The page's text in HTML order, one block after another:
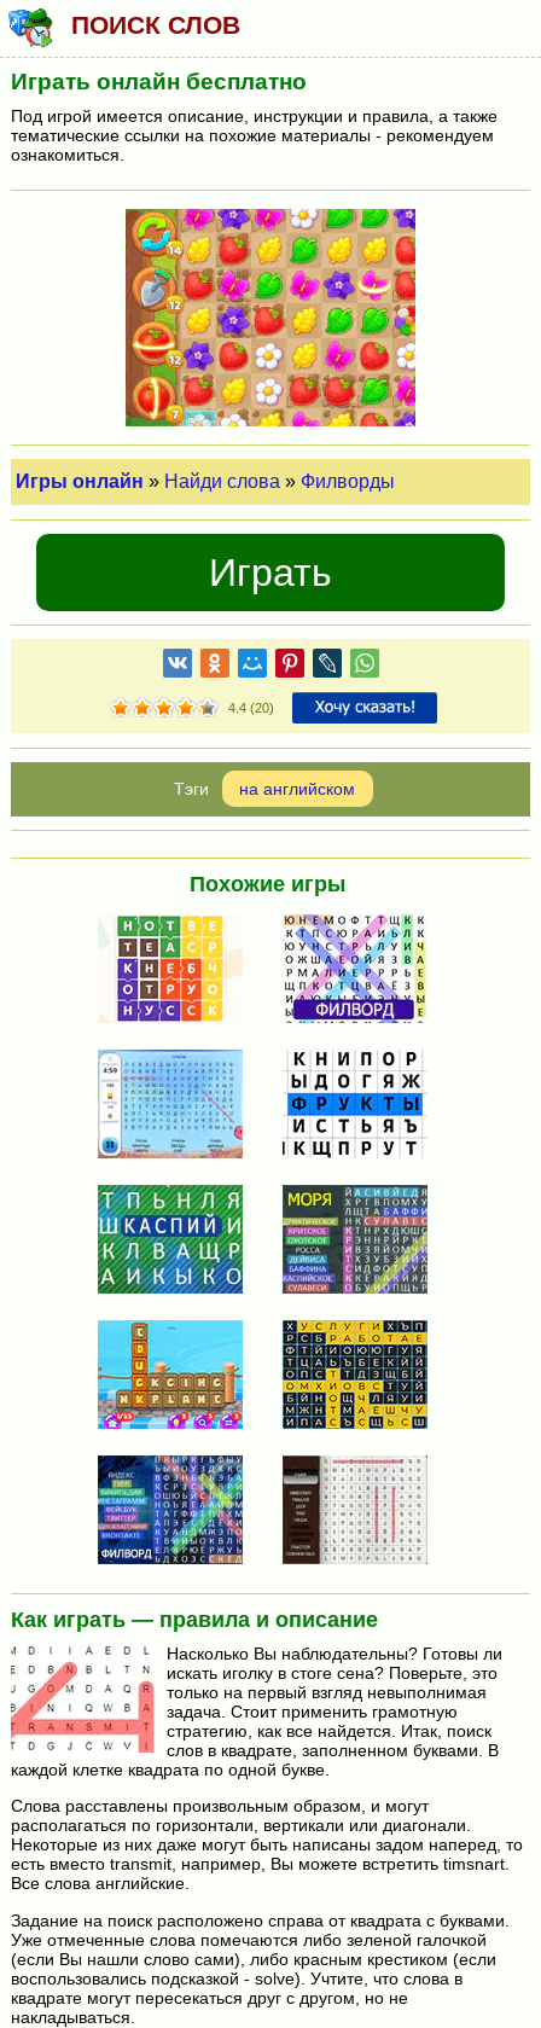
ПОИСК СЛОВ
Играть онлайн бесплатно
Под игрой имеется описание, инструкции и правила, а также
тематические ссылки на похожие материалы - рекомендуем
ознакомиться.
Игры онлайн » Найди слова » Филворды
Играть
4.4(20)
на английском
Похожие игры
Как играть — правила и описание
Насколько Вы наблюдательны? Готовы ли
искать иголку в стоге сена? Поверьте, это
только на первый взгляд невыполнимая
задача. Стоит применить грамотную
стратегию, как все найдется. Итак, поиск
слов в квадрате, заполненном буквами. В
каждой клетке квадрата по одной букве.
Слова расставлены произвольным образом, и могут
располагаться по горизонтали, вертикали или диагонали.
Некоторые из них даже могут быть написаны задом наперед, то
есть вместо transmit, например, Вы можете встретить timsnart.
Все слова английские.
Задание на поиск расположено справа от квадрата с буквами.
Уже отмеченные слова помечаются либо зеленой галочкой
(если Вы нашли слово сами), либо красным крестиком (если
воспользовались подсказкой - solve). Учтите, что слова в
квадрате могут пересекаться друг с другом, но не
накладываться.